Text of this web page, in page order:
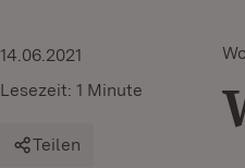
14.06.2021
Lesezeit: 1 Minute
Teilen